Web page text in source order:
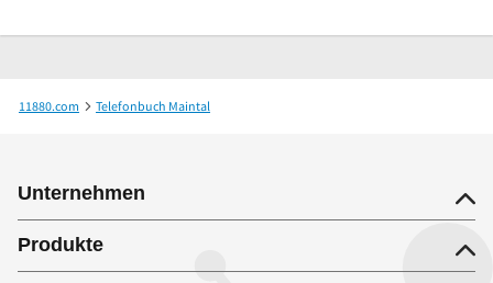
11880.com
Telefonbuch Maintal
Unternehmen
Produkte